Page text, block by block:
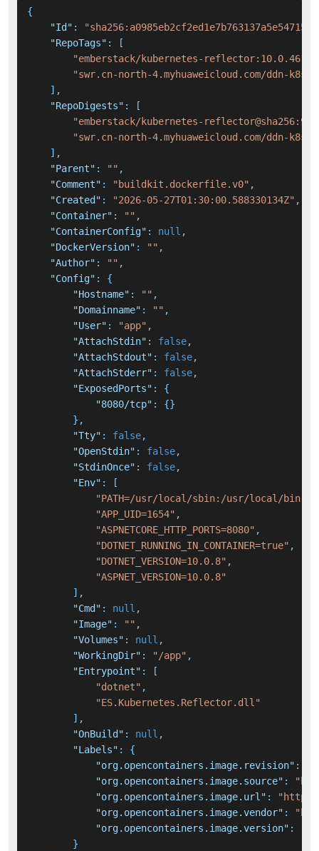
{
"Id" :
"RepoTags" :
[
"emberstack/kubernetes-reflector:10.0.46"
"swr.cn-north-4.myhuaweicloud.com/ddn-
] ,
"RepoDigests" :
[
"emberstack/kubernetes-
"swr.cn-north-4.myhuaweicloud.com/ddn-k8s/
] ,
"Parent" : "" ,
"Comment" : "buildkit.dockerfile.v0" ,
"Created" : "2026-05-27T01:30:00.588330134Z" ,
"Container" : "" ,
"ContainerConfig" : null ,
"DockerVersion" : "" ,
"Author" : "" ,
"Config" :
{
"Hostname" : "" ,
"Domainname" : "" ,
"User" : "app" ,
"AttachStdin" : false,
"AttachStdout" : false,
"AttachStderr" : false,
"ExposedPorts" :
{
"8080/tcp" : {}
} ,
"Tty" : false,
"OpenStdin" : false,
"StdinOnce" : false,
"Env" :
[
"PATH=/usr/local/sbin:/usr/local/
"APP_UID=1654" ,
"ASPNETCORE_HTTP_PORTS=8080" ,
"DOTNET_RUNNING_IN_CONTAINER=true" ,
"DOTNET_VERSION=10.0.8" ,
"ASPNET_VERSION=10.0.8"
] ,
"Cmd" : null ,
"Image" : "" ,
"Volumes" : null ,
"WorkingDir" : "/app" ,
"Entrypoint" :
[
"dotnet" ,
"ES.Kubernetes.Reflector.dll"
] ,
"OnBuild" : null ,
"Labels" :
{
"org.opencontainers.image.revision" :
"org.opencontainers.image.source" :
"org.opencontainers.image.url" :
"org.opencontainers.image.vendor" :
"org.opencontainers.image.version" :
}